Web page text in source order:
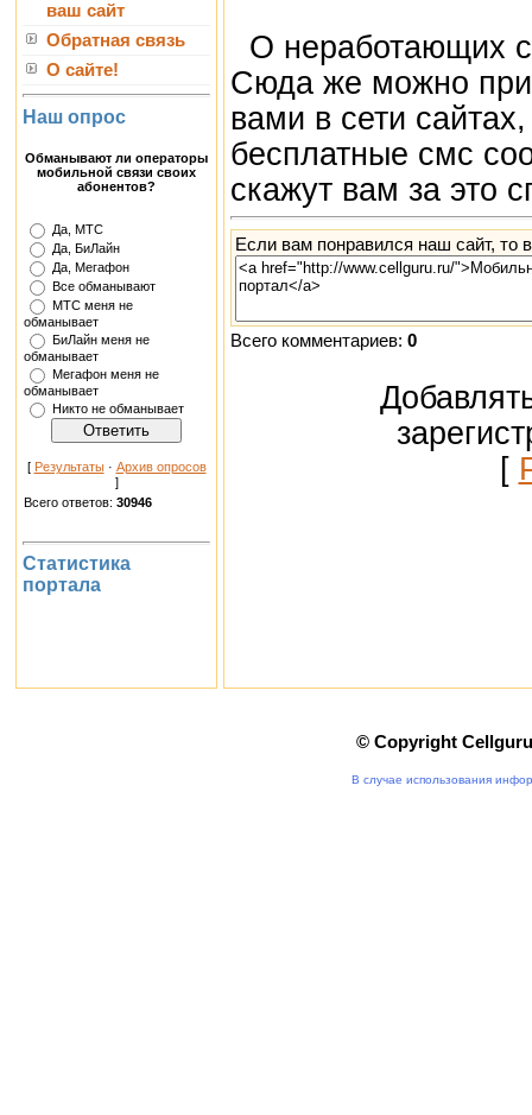
ваш сайт
Обратная связь
О сайте!
Наш опрос
Обманывают ли операторы
мобильной связи своих
абонентов?
Да, МТС
Да, БиЛайн
Да, Мегафон
Все обманывают
МТС меня не
обманывает
БиЛайн меня не
обманывает
Мегафон меня не
обманывает
Никто не обманывает
[ Результаты· Архив опросов
]
Всего ответов: 30946
Статистика
портала
О неработающих
Сюда же можно
вами в сети
бесплатные смс
скажут вам за это
Если вам понравился наш сайт, то
Всего комментариев: 0
[
© Copyright
В случае использования